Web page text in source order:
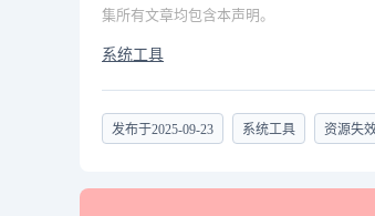
集所有文章均包含本声明。
系统工具
发布于2025-09-23 系统工具 资源失